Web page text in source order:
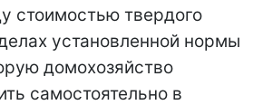
стоимостью твердого
установленной нормы
домохозяйство
самостоятельно в